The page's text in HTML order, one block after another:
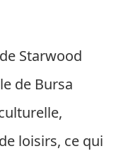
Starwood
de Bursa
loisirs, ce qui